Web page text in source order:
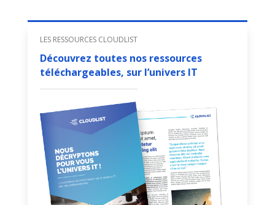
LES RESSOURCES CLOUDLIST
Découvrez toutes nos ressources
téléchargeables, sur l’univers IT